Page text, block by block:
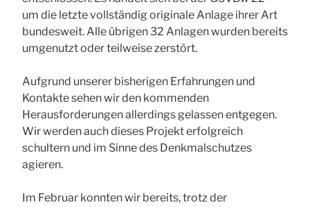
um die letzte vollständig originale Anlage ihrer Art
bundesweit. Alle übrigen 32 Anlagen wurden bereits
umgenutzt oder teilweise zerstört.
Aufgrund unserer bisherigen Erfahrungen und
Kontakte sehen wir den kommenden
Herausforderungen allerdings gelassen entgegen.
Wir werden auch dieses Projekt erfolgreich
schultern und im Sinne des Denkmalschutzes
agieren.
Im Februar konnten wir bereits, trotz der